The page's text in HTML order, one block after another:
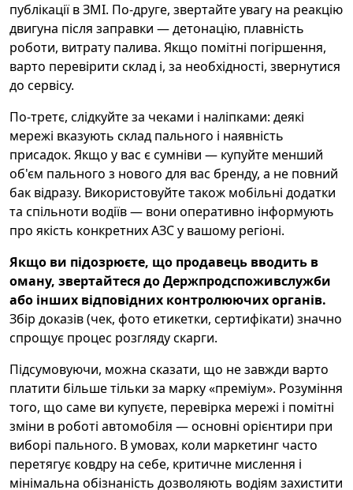
публікації в ЗМІ. По-друге, звертайте увагу на реакцію
двигуна після заправки — детонацію, плавність
роботи, витрату палива. Якщо помітні погіршення,
варто перевірити склад і, за необхідності, звернутися
до сервісу.
По-третє, слідкуйте за чеками і наліпками: деякі
мережі вказують склад пального і наявність
присадок. Якщо у вас є сумніви — купуйте менший
об'єм пального з нового для вас бренду, а не повний
бак відразу. Використовуйте також мобільні додатки
та спільноти водіїв — вони оперативно інформують
про якість конкретних АЗС у вашому регіоні.
Якщо ви підозрюєте, що продавець вводить в
оману, звертайтеся до Держпродспоживслужби
або інших відповідних контролюючих органів.
Збір доказів (чек, фото етикетки, сертифікати) значно
спрощує процес розгляду скарги.
Підсумовуючи, можна сказати, що не завжди варто
платити більше тільки за марку «преміум». Розуміння
того, що саме ви купуєте, перевірка мережі і помітні
зміни в роботі автомобіля — основні орієнтири при
виборі пального. В умовах, коли маркетинг часто
перетягує ковдру на себе, критичне мислення і
мінімальна обізнаність дозволяють водіям захистити